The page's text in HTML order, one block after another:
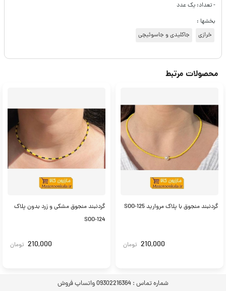
- تعداد: یک عدد
بخشها :
خرازی
جاکلیدی و جاسوئیچی
محصولات مرتبط
گردنبند منجوق با پلاک مروارید SOO-125
210,000 تومان
گردنبند منجوق مشکی و زرد بدون پلاک
SOO-124
210,000 تومان
شماره تماس : 09302216364 واتساپ فروش